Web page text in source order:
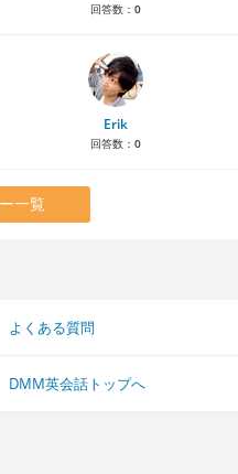
回答数： 0
Erik
回答数： 0
一覧
よくある質問
DMM英会話トップへ